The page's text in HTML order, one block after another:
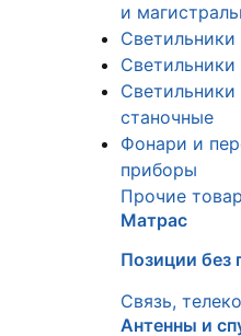
и
Светильники
станочные
Фонари и
приборы
Прочие
Матрас
Позиции без
Связь,
Антенны и